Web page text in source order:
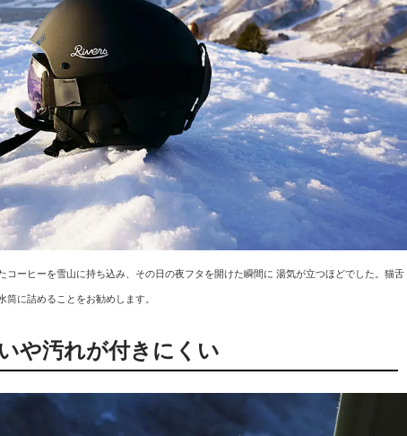
コーヒーを雪山に持ち込み、その日の夜フタを開けた瞬間に 湯気が立つほどでした。猫舌
に詰めることをお勧めします。
や汚れが付きにくい